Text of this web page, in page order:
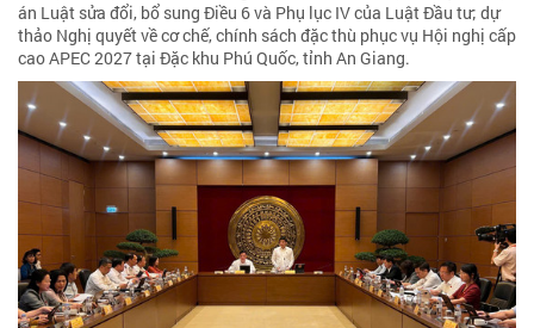
án Luật sửa đổi, bổ sung Điều 6 và Phụ lục IV của Luật Đầu tư; dự
thảo Nghị quyết về cơ chế, chính sách đặc thù phục vụ Hội nghị cấp
cao APEC 2027 tại Đặc khu Phú Quốc, tỉnh An Giang.